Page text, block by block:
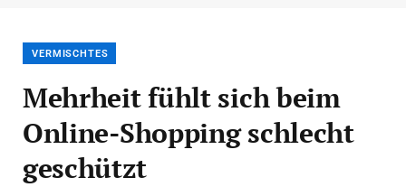
VERMISCHTES
Mehrheit fühlt sich beim
Online-Shopping schlecht
geschützt